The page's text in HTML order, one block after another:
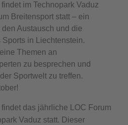
im Technopark Vaduz
Breitensport statt – ein
Austausch und die
in Liechtenstein.
Themen an
zu besprechen und
Sportwelt zu treffen.
das jährliche LOC Forum
Vaduz statt. Dieser